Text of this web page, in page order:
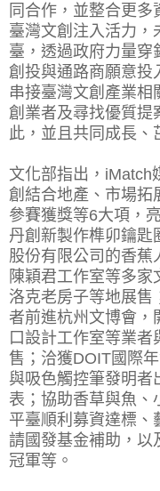
同合作，並整合更
臺灣文創注入活力，
臺，透過政府力量穿
創投與通路商願意投
串接臺灣文創產業
創業者及尋找優質提
此，並且共同成長、
文化部指出，iMatch
創結合地產、市場拓
參賽獲獎等6大項，
丹創新製作榫卯鑰匙
股份有限公司的香蕉
陳穎君工作室等多
洛克老房子等地展售
者前進杭州文博會，
口設計工作室等業
售；洽獲DOIT國際
與吸色觸控筆發明者
表；協助香草與魚、
平臺順利募資達標、
請國發基金補助，以
冠軍等。